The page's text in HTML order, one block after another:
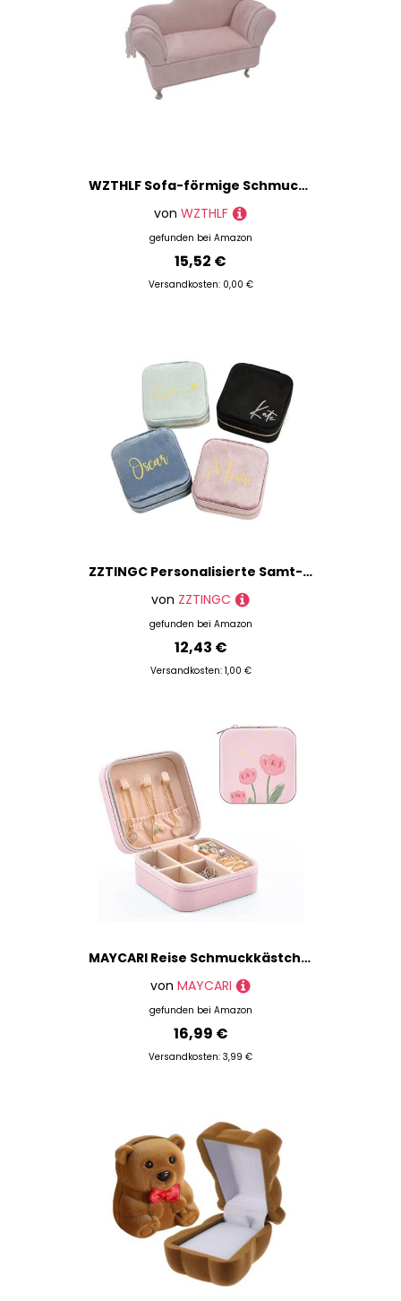
WZTHLF Sofa-förmige Schmuckschatulle, schöner Schmuckkoffer, Schmuckaufbewahrung, Organizer, Textur für modische Schmuckaufbewahrung (Chaiselongue)
von WZTHLF
gefunden bei Amazon
15,52 €
Versandkosten: 0,00 €
ZZTINGC Personalisierte Samt-Reise-Schmuckschatulle, Personalisiertes Kleines Reise-Schmuckkästchen Mit Namen, Stapel-Schmuck-Organizer-Box, Personalisiertes Geschenk For Mädchen, Frauen, Geburtstag
von ZZTINGC
gefunden bei Amazon
12,43 €
Versandkosten: 1,00 €
MAYCARI Reise Schmuckkästchen Kunstleder, Kleine Schmuckschatulle Mini Schmuck Organizer Tragbar Schmuckbox für Ringe, Halskette, Ohrringe
von MAYCARI
gefunden bei Amazon
16,99 €
Versandkosten: 3,99 €